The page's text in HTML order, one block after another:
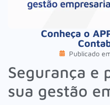
Conheça o
Publicado
Segurança e
sua gestão